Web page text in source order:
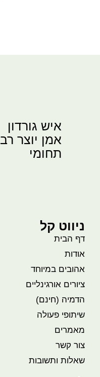
איש גורדון
אמן יוצר רב
תחומי
ניווט קל
דף הבית
אודות
אהובים במיוחד
ציורים אורגינליים
הדמיה (חינם)
שיתופי פעולה
מאמרים
צור קשר
שאלות ותשובות